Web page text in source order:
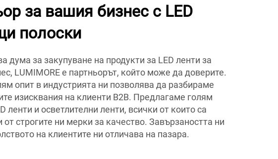
за вашия бизнес с LED
полоски
дума за закупуване на продукти за LED ленти за
LUMIMORE е партньорът, който може да доверите.
опит в индустрията ни позволява да разбираме
изисквания на клиенти B2B. Предлагаме голям
ленти и осветлителни ленти, всички от които са
от строгите ни мерки за качество. Завързаността ни
на клиентите ни отличава на пазара.